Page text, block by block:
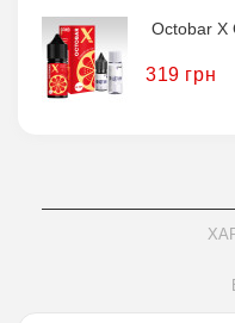
Octobar X
319 грн